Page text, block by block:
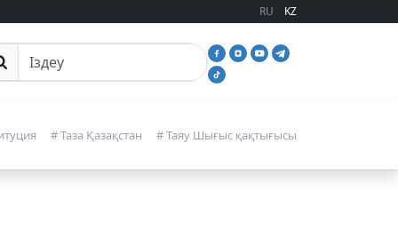
RU KZ
іздеу
# Таза Қазақстан # Таяу Шығыс қақтығысы